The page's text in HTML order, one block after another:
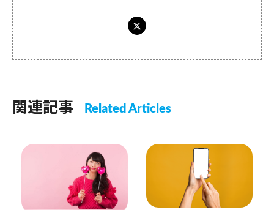
関連記事 Related Articles